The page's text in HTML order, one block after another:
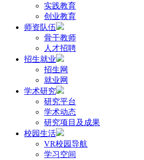
实践教育
创业教育
师资队伍
骨干教师
人才招聘
招生就业
招生网
就业网
学术研究
研究平台
学术动态
研究项目及成果
校园生活
VR校园导航
学习空间